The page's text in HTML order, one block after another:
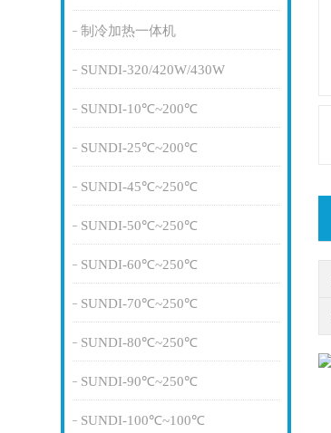
制冷加热一体机
SUNDI-320/420W/430W
SUNDI-10℃~200℃
SUNDI-25℃~200℃
SUNDI-45℃~250℃
SUNDI-50℃~250℃
SUNDI-60℃~250℃
SUNDI-70℃~250℃
SUNDI-80℃~250℃
SUNDI-90℃~250℃
SUNDI-100℃~100℃